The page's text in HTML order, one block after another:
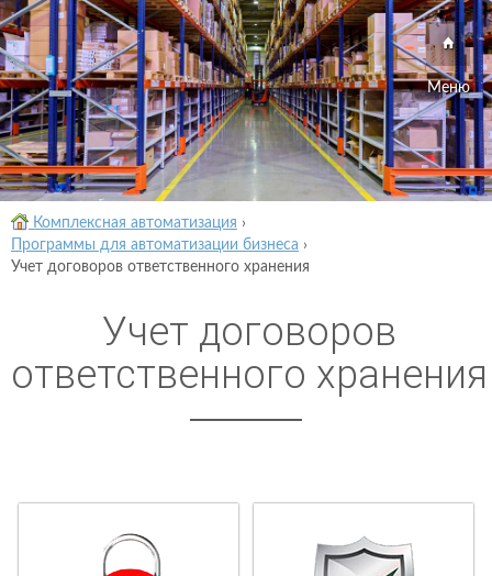
Меню
Комплексная автоматизация ›
Программы для автоматизации бизнеса ›
Учет договоров ответственного хранения
Учет договоров
ответственного хранения